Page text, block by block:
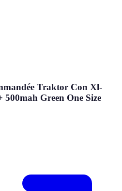
Traktor Con Xl-
Green One Size